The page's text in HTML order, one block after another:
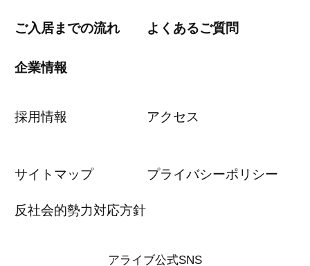
ご入居までの流れ よくあるご質問
企業情報
採用情報 アクセス
サイトマップ プライバシーポリシー
反社会的勢力対応方針
アライブ公式SNS